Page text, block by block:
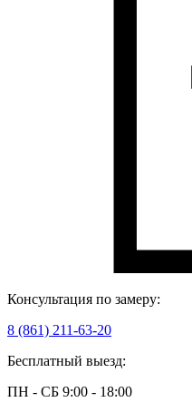
Консультация по замеру:
8 (861) 211-63-20
Бесплатный выезд:
ПН - СБ 9:00 - 18:00